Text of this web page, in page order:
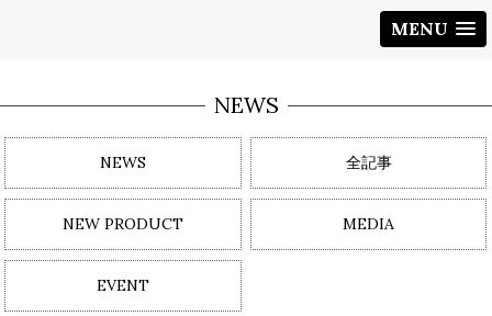
MENU
NEWS
NEWS 全記事
NEW PRODUCT MEDIA
EVENT